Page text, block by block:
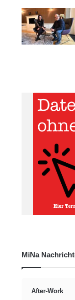
MiNa
After-Work